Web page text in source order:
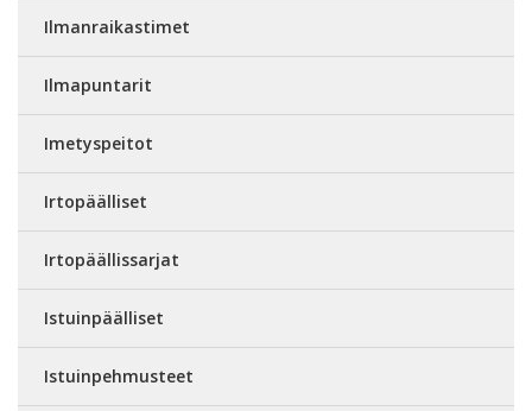
Ilmanraikastimet
Ilmapuntarit
Imetyspeitot
Irtopäälliset
Irtopäällissarjat
Istuinpäälliset
Istuinpehmusteet